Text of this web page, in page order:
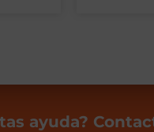
ayuda?